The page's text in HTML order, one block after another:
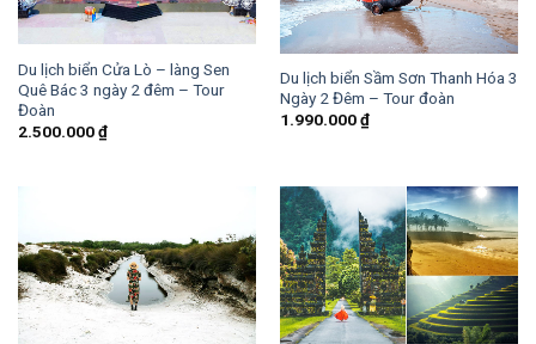
Du lịch biển Cửa Lò – làng Sen
Quê Bác 3 ngày 2 đêm – Tour
Đoàn
2.500.000₫
Du lịch biển Sầm Sơn Thanh Hóa 3
Ngày 2 Đêm – Tour đoàn
1.990.000₫